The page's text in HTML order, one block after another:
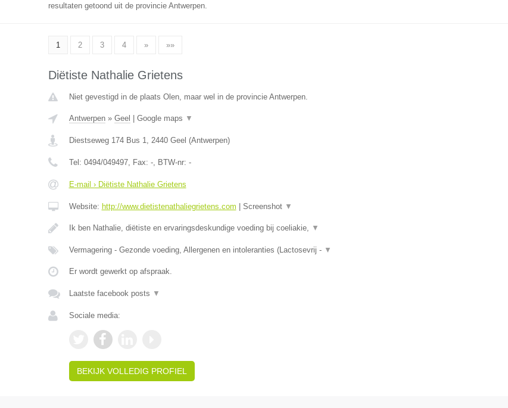
resultaten getoond uit de provincie Antwerpen.
1 2 3 4 » »»
Diëtiste Nathalie Grietens
Niet gevestigd in de plaats Olen, maar wel in de provincie Antwerpen.
Antwerpen» Geel Google maps ▼
Diestseweg 174 Bus 1, 2440 Geel (Antwerpen)
Tel: 0494/049497, Fax: -, BTW-nr: -
E-mail › Diëtiste Nathalie Grietens
Website: http://www.dietistenathaliegrietens.com Screenshot ▼
Ik ben Nathalie, diëtiste en ervaringsdeskundige voeding bij coeliakie, ▼
Vermagering - Gezonde voeding, Allergenen en intoleranties (Lactosevrij - ▼
Er wordt gewerkt op afspraak.
Laatste facebook posts ▼
Sociale media:
BEKIJK VOLLEDIG PROFIEL